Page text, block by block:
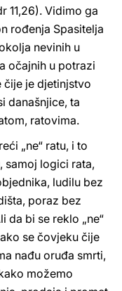
11,26). Vidimo ga
rođenja Spasitelja
nevinih u
očajnih u potrazi
čije je djetinjstvo
današnjice, ta
ratovima.
„ne“ ratu, i to
samoj logici rata,
ludilu bez
poraz bez
da bi se reklo „ne“
se čovjeku čije
nađu oruđa smrti,
možemo